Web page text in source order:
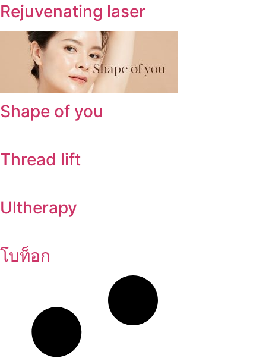
Rejuvenating laser
Shape of you
Thread lift
Ultherapy
โบท็อก